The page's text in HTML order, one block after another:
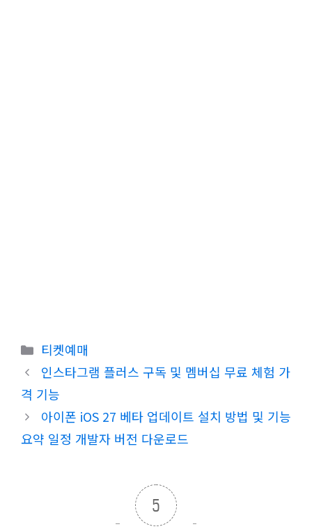
카
테
고
리
티켓예매
인스타그램 플러스 구독 및 멤버십 무료 체험 가
격 기능
아이폰 iOS 27 베타 업데이트 설치 방법 및 기능
요약 일정 개발자 버전 다운로드
5